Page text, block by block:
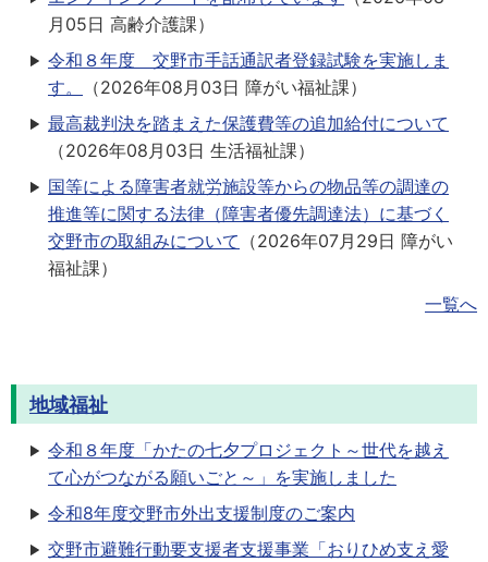
月05日 高齢介護課）
令和８年度 交野市手話通訳者登録試験を実施しま
す。
（2026年08月03日 障がい福祉課）
最高裁判決を踏まえた保護費等の追加給付について
（2026年08月03日 生活福祉課）
国等による障害者就労施設等からの物品等の調達の
推進等に関する法律（障害者優先調達法）に基づく
交野市の取組みについて （2026年07月29日 障がい
福祉課）
一覧へ
地域福祉
令和８年度「かたの七夕プロジェクト～世代を越え
て心がつながる願いごと～」を実施しました
令和8年度交野市外出支援制度のご案内
交野市避難行動要支援者支援事業「おりひめ支え愛